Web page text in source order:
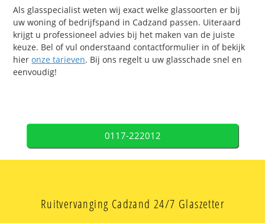
Als glasspecialist weten wij exact welke glassoorten er bij
uw woning of bedrijfspand in Cadzand passen. Uiteraard
krijgt u professioneel advies bij het maken van de juiste
keuze. Bel of vul onderstaand contactformulier in of bekijk
hieronze tarieven. Bij ons regelt u uw glasschade snel en
eenvoudig!
0117-222012
Ruitvervanging Cadzand 24/7 Glaszetter